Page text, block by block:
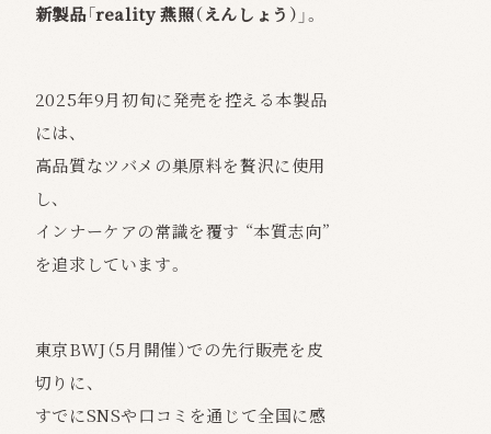
新製品「reality 燕照（えんしょう）」。
2025年9月初旬に発売を控える本製品
には、
高品質なツバメの巣原料を贅沢に使用
し、
インナーケアの常識を覆す “本質志向”
を追求しています。
東京BWJ（5月開催）での先行販売を皮
切りに、
すでにSNSや口コミを通じて全国に感